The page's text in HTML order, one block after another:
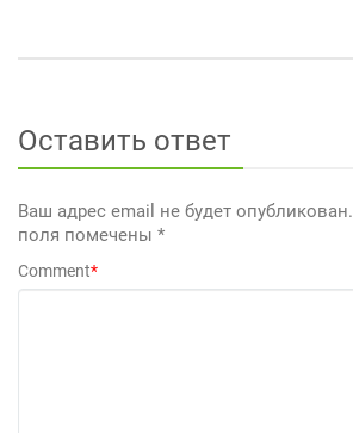
Оставить ответ
Ваш адрес email не будет опубликован.
поля помечены *
Comment*